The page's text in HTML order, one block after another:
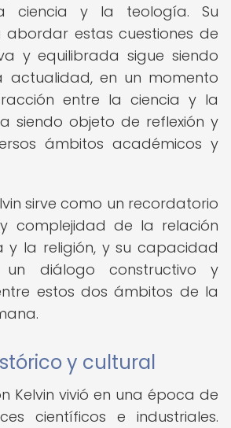
ciencia y la teología. Su
estas cuestiones de
y equilibrada sigue siendo
actualidad, en un momento
entre la ciencia y la
siendo objeto de reflexión y
ámbitos académicos y
sirve como un recordatorio
complejidad de la relación
y la religión, y su capacidad
diálogo constructivo y
estos dos ámbitos de la
y cultural
Kelvin vivió en una época de
científicos e industriales.